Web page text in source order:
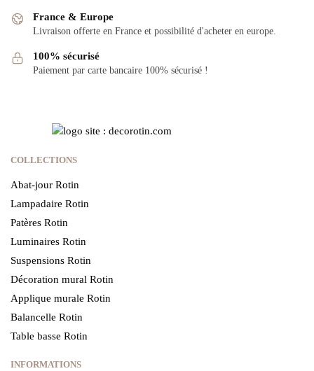
France & Europe
Livraison offerte en France et possibilité d'acheter en europe.
100% sécurisé
Paiement par carte bancaire 100% sécurisé !
COLLECTIONS
Abat-jour Rotin
Lampadaire Rotin
Patères Rotin
Luminaires Rotin
Suspensions Rotin
Décoration mural Rotin
Applique murale Rotin
Balancelle Rotin
Table basse Rotin
INFORMATIONS